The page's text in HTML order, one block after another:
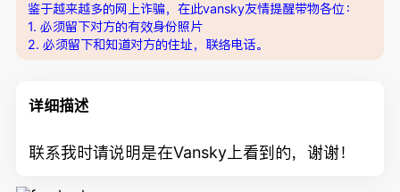
鉴于越来越多的网上诈骗，在此vansky友情提醒带物各位：
1. 必须留下对方的有效身份照片
2. 必须留下和知道对方的住址，联络电话。
详细描述
联系我时请说明是在Vansky上看到的，谢谢！